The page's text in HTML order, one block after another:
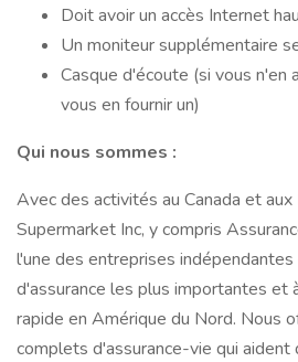
Doit avoir un accès Internet
Un moniteur supplémentaire
Casque d'écoute (si vous n'en
vous en fournir un)
Qui nous sommes :
Avec des activités au Canada et
Supermarket Inc, y compris
l'une des entreprises
d'assurance les plus importantes et
rapide en Amérique du Nord. Nous
complets d'assurance-vie qui